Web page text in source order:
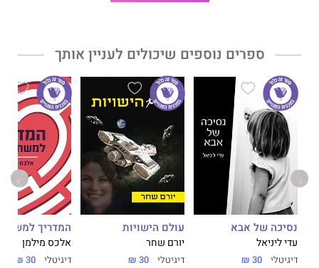
ספרים נוספים שיכולים לעניין אותך
נסיכה של אבא
עדי ליניאל
דיגיטלי 30 ₪
עולם הישויות
יורם שחר
דיגיטלי 30 ₪
המדריך
אלכס מילמן
דיגיטלי 30 ₪